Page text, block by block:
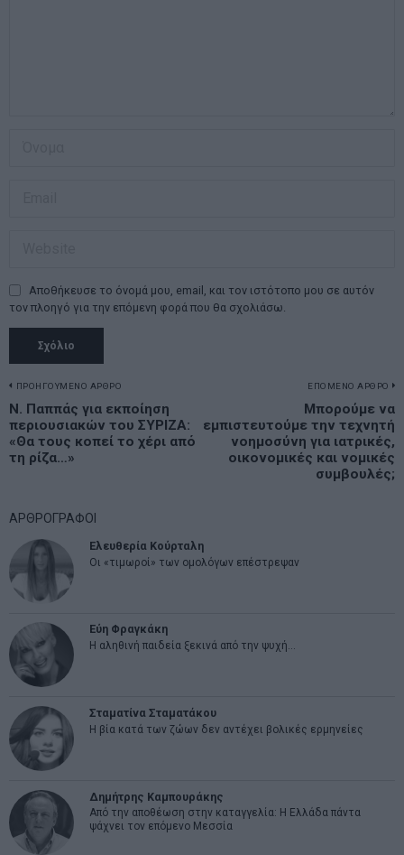
Αποθήκευσε το όνομά μου, email, και τον ιστότοπο μου σε αυτόν
τον πλοηγό για την επόμενη φορά που θα σχολιάσω.
Πλοήγηση
άρθρων
ΠΡΟΗΓΟΥΜΕΝΟ ΑΡΘΡΟ
Previous
post:
Ν. Παππάς για εκποίηση
περιουσιακών του ΣΥΡΙΖΑ:
«Θα τους κοπεί το χέρι από
τη ρίζα…»
ΕΠΟΜΕΝΟ ΑΡΘΡΟ
Μπορούμε να
εμπιστευτούμε την τεχνητή
νοημοσύνη για ιατρικές,
οικονομικές και νομικές
συμβουλές;
ΑΡΘΡΟΓΡΑΦΟΙ
Ελευθερία Κούρταλη
Οι «τιμωροί» των ομολόγων επέστρεψαν
Εύη Φραγκάκη
Η αληθινή παιδεία ξεκινά από την ψυχή…
Σταματίνα Σταματάκου
Η βία κατά των ζώων δεν αντέχει βολικές ερμηνείες
Δημήτρης Καμπουράκης
Από την αποθέωση στην καταγγελία: Η Ελλάδα πάντα
ψάχνει τον επόμενο Μεσσία